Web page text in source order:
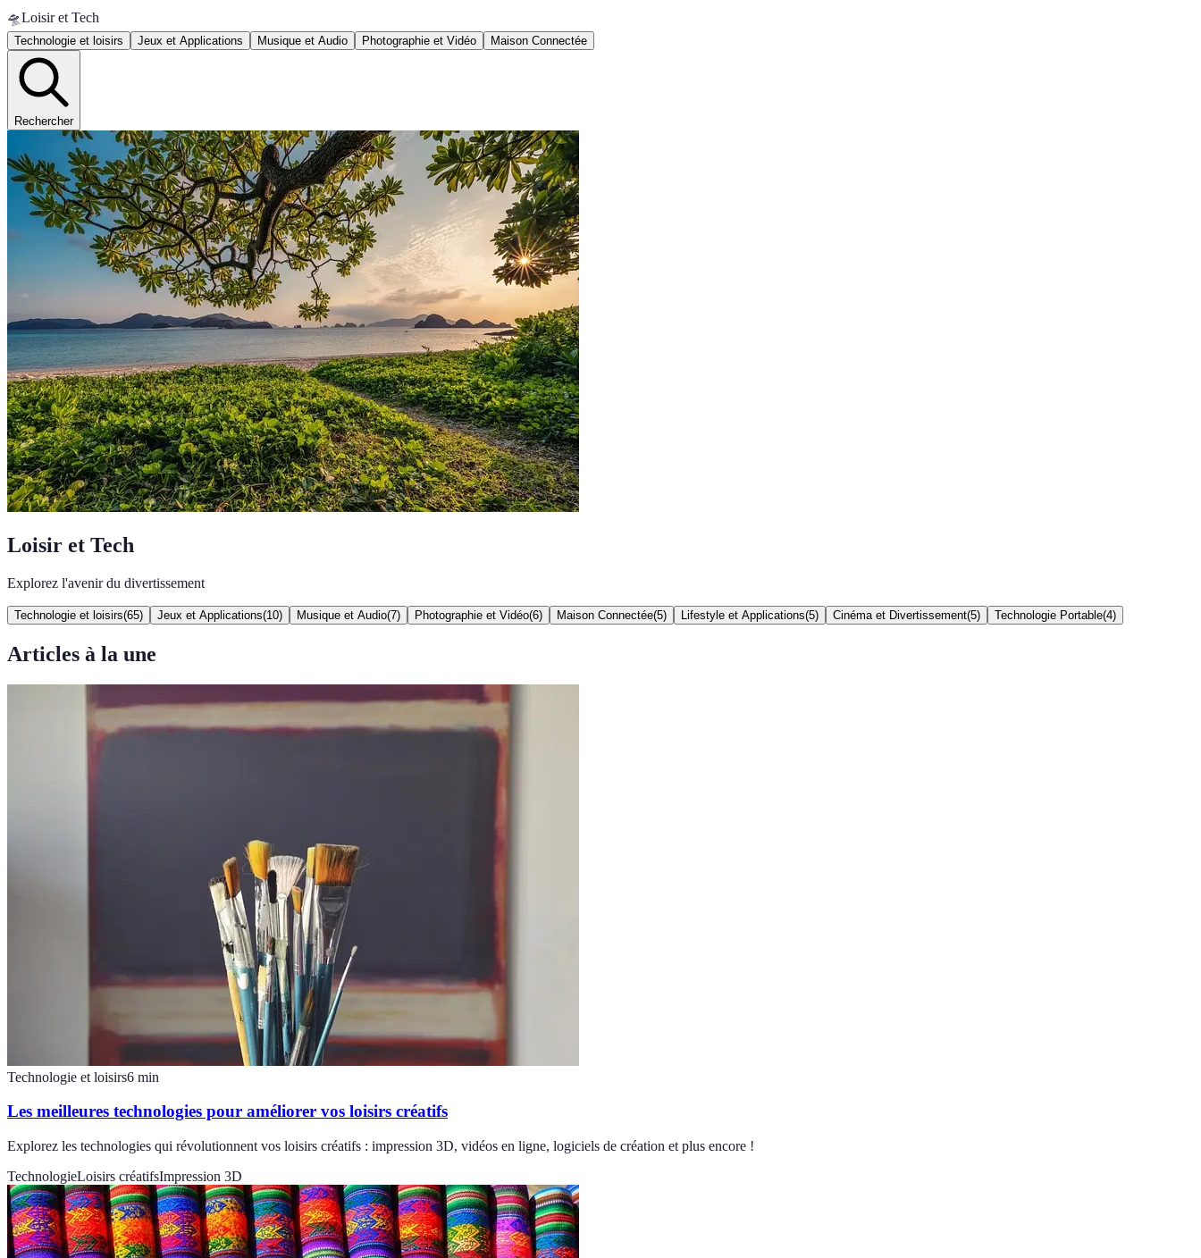
🛸Loisir et Tech
Technologie et loisirs Jeux et Applications Musique et Audio Photographie et Vidéo Maison Connectée
Rechercher
Loisir et Tech
Explorez l'avenir du divertissement
Technologie et loisirs(65) Jeux et Applications(10) Musique et Audio(7) Photographie et Vidéo(6) Maison Connectée(5) Lifestyle et Applications(5) Cinéma et Divertissement(5) Technologie Portable(4)
Articles à la une
Technologie et loisirs6 min
Les meilleures technologies pour améliorer vos loisirs créatifs
Explorez les technologies qui révolutionnent vos loisirs créatifs : impression 3D, vidéos en ligne, logiciels de création et plus encore !
TechnologieLoisirs créatifsImpression 3D